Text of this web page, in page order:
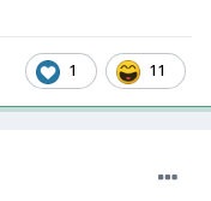
1 11